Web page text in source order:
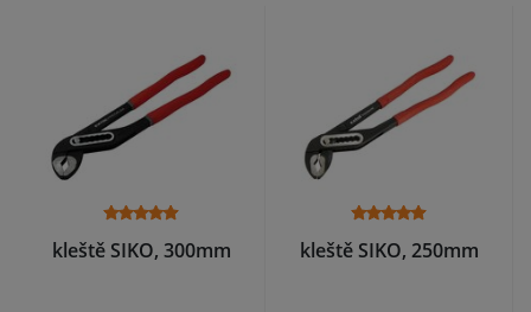
kleště SIKO, 300mm kleště SIKO, 250mm